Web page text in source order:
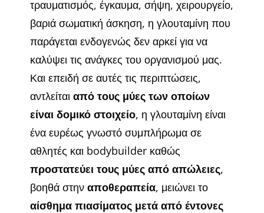
τραυματισμός, έγκαυμα, σήψη, χειρουργείο,
βαριά σωματική άσκηση, η γλουταμίνη που
παράγεται ενδογενώς δεν αρκεί για να
καλύψει τις ανάγκες του οργανισμού μας.
Και επειδή σε αυτές τις περιπτώσεις,
αντλείται από τους μύες των οποίων
είναι δομικό στοιχείο, η γλουταμίνη είναι
ένα ευρέως γνωστό συμπλήρωμα σε
αθλητές και bodybuilder καθώς
προστατεύει τους μύες από απώλειες,
βοηθά στην αποθεραπεία, μειώνει το
αίσθημα πιασίματος μετά από έντονες